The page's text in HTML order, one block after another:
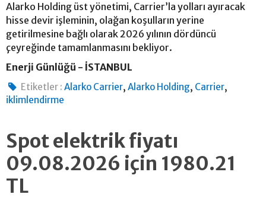
Alarko Holding üst yönetimi, Carrier’la yolları ayıracak
hisse devir işleminin, olağan koşulların yerine
getirilmesine bağlı olarak 2026 yılının dördüncü
çeyreğinde tamamlanmasını bekliyor.
Enerji Günlüğü - İSTANBUL
Etiketler : Alarko Carrier,Alarko Holding, Carrier,
iklimlendirme
Spot elektrik fiyatı
09.08.2026 için 1980.21
TL